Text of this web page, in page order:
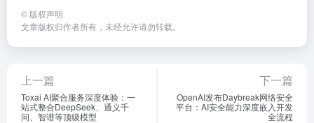
© 版权声明
文章版权归作者所有，未经允许请勿转载。
上一篇
Toxai AI聚合服务深度体验：一
站式整合DeepSeek、通义千
问、智谱等顶级模型
下一篇
OpenAI发布Daybreak网络安全
平台：AI安全能力深度嵌入开发
全流程